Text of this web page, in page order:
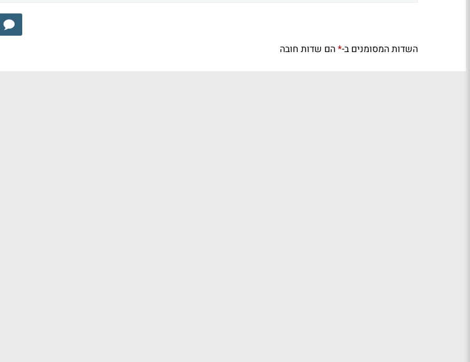
השדות המסומנים ב-*הם שדות חובה